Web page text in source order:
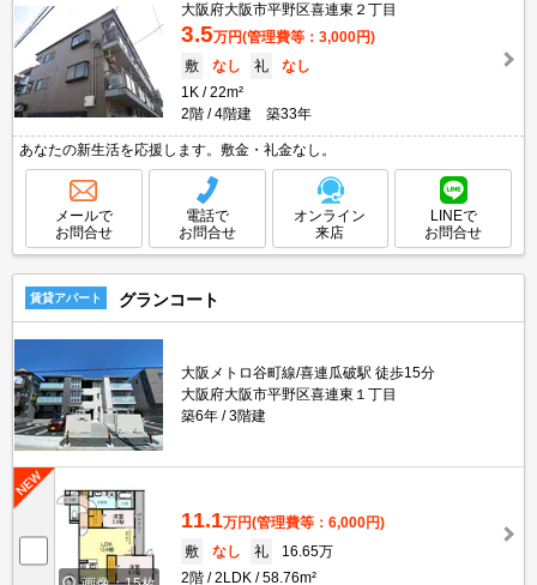
大阪府大阪市平野区喜連東２丁目
3.5万円(管理費等：3,000円)
敷
なし 礼
なし
1K
22m²
2階
4階建 築33年
あなたの新生活を応援します。敷金・礼金なし。
メールで
お問合せ
電話で
お問合せ
オンライン
来店
LINEで
お問合せ
賃貸アパート グランコート
大阪メトロ谷町線/喜連瓜破駅 徒歩15分
大阪府大阪市平野区喜連東１丁目
築6年
3階建
11.1万円(管理費等：6,000円)
敷
なし 礼
16.65万
2階
2LDK 58.76m²